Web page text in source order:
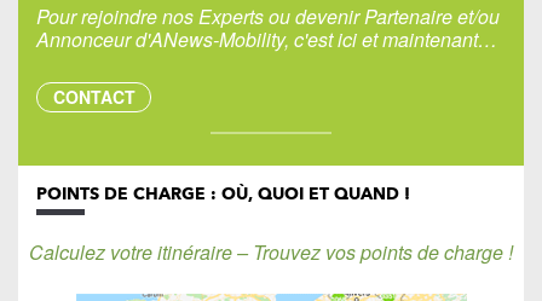
Pour rejoindre nos Experts ou devenir Partenaire et/ou
Annonceur d'ANews-Mobility, c'est ici et maintenant…
CONTACT
POINTS DE CHARGE : OÙ, QUOI ET QUAND !
Calculez votre itinéraire – Trouvez vos points de charge !